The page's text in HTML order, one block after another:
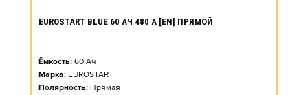
EUROSTART BLUE 60 АЧ 480 А [EN] ПРЯМОЙ
Ёмкость: 60 Ач
Марка: EUROSTART
Полярность: Прямая